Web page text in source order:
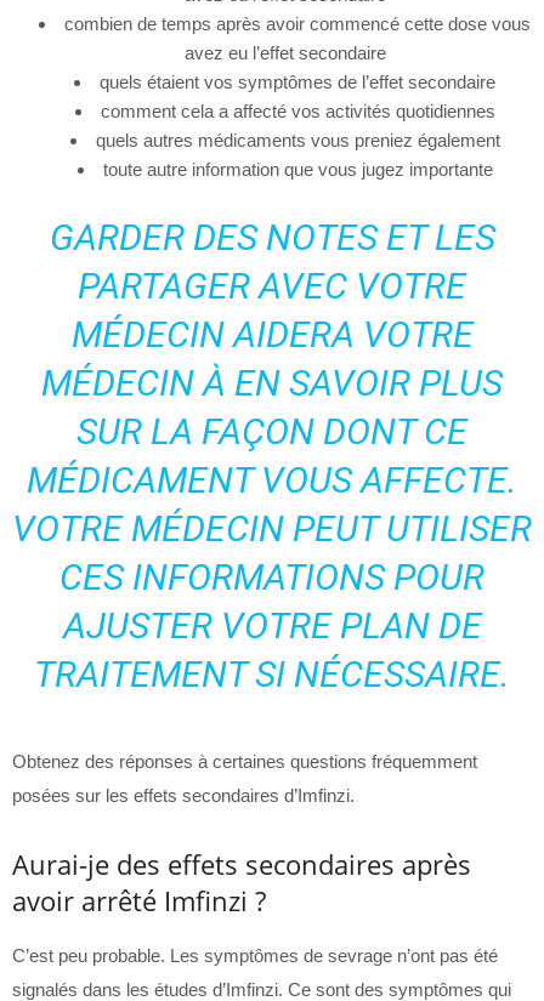
combien de temps après avoir commencé cette dose vous
avez eu l’effet secondaire
quels étaient vos symptômes de l’effet secondaire
comment cela a affecté vos activités quotidiennes
quels autres médicaments vous preniez également
toute autre information que vous jugez importante
GARDER DES NOTES ET LES
PARTAGER AVEC VOTRE
MÉDECIN AIDERA VOTRE
MÉDECIN À EN SAVOIR PLUS
SUR LA FAÇON DONT CE
MÉDICAMENT VOUS AFFECTE.
VOTRE MÉDECIN PEUT UTILISER
CES INFORMATIONS POUR
AJUSTER VOTRE PLAN DE
TRAITEMENT SI NÉCESSAIRE.
Obtenez des réponses à certaines questions fréquemment
posées sur les effets secondaires d’Imfinzi.
Aurai-je des effets secondaires après
avoir arrêté Imfinzi ?
C’est peu probable. Les symptômes de sevrage n’ont pas été
signalés dans les études d’Imfinzi. Ce sont des symptômes qui